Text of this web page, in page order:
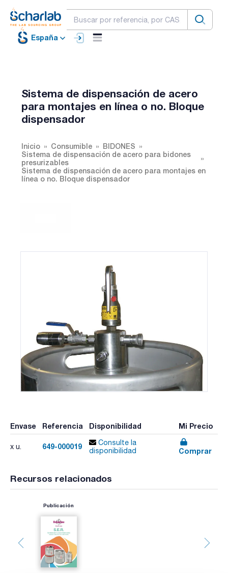
España
Sistema de dispensación de acero
para montajes en línea o no. Bloque
dispensador
Inicio Consumible
BIDONES
Sistema de dispensación de acero para bidones
presurizables
Sistema de dispensación de acero para montajes en
línea o no. Bloque dispensador
Envase Referencia Disponibilidad Mi Precio
x u. 649-000019
Consulte la
disponibilidad
Comprar
Recursos relacionados
Publicación